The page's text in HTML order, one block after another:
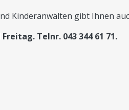
Kinderanwälten gibt Ihnen
Telnr. 043 344 61 71.